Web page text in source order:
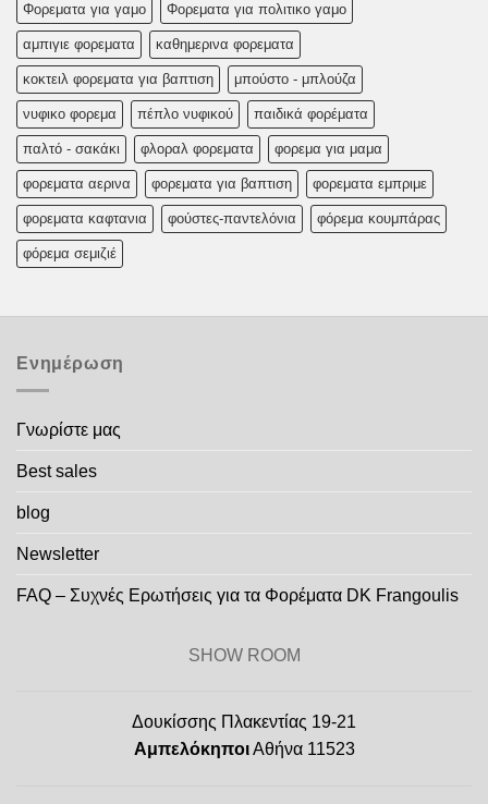
Φορεματα για γαμο Φορεματα για πολιτικο γαμο
αμπιγιε φορεματα καθημερινα φορεματα
κοκτειλ φορεματα για βαπτιση μπούστο - μπλούζα
νυφικο φορεμα πέπλο νυφικού παιδικά φορέματα
παλτό - σακάκι φλοραλ φορεματα φορεμα για μαμα
φορεματα αερινα φορεματα για βαπτιση φορεματα εμπριμε
φορεματα καφτανια φούστες-παντελόνια φόρεμα κουμπάρας
φόρεμα σεμιζιέ
Ενημέρωση
Γνωρίστε μας
Best sales
blog
Newsletter
FAQ – Συχνές Ερωτήσεις για τα Φορέματα DK Frangoulis
SHOW ROOM
Δουκίσσης Πλακεντίας 19-21
ΑμπελόκηποιΑθήνα 11523